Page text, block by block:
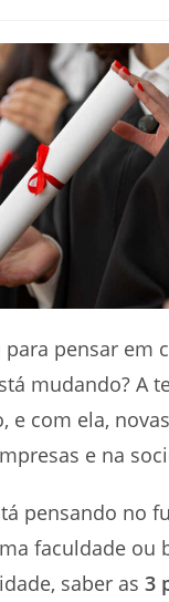
para pensar em
mudando? A
e com ela,
e na
pensando no
faculdade ou
saber as3